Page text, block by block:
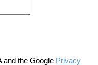
and the Google Privacy